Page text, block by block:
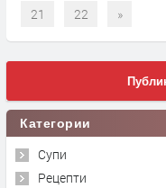
21 22 »
Категории
Супи
Рецепти